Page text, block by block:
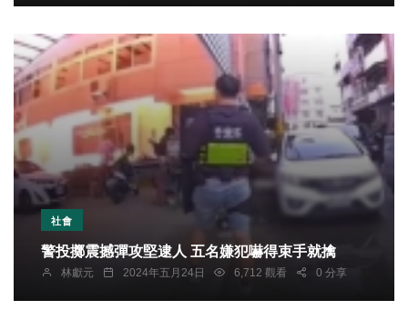
社會
警投擲震撼彈攻堅逮人 五名嫌犯嚇得束手就擒
林獻元 2024年五月24日 6,712 觀看 0 分享